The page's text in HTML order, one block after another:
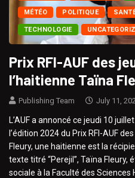
MÉTÉO POLITIQUE
TECHNOLOGIE
Prix RFI-AUF des
l’haitienne Taïna
Publishing Team July 11,
L’AUF a annoncé ce jeudi 10
l’édition 2024 du Prix RFI-AUF
Fleury, une haitienne est la
texte titré “Perejil”, Taïna
sociale à la Faculté des Sciences